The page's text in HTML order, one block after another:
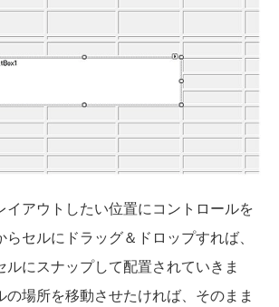
アウトしたい位置にコントロールを
セルにドラッグ＆ドロップすれば、
ルにスナップして配置されていきま
場所を移動させたければ、そのまま